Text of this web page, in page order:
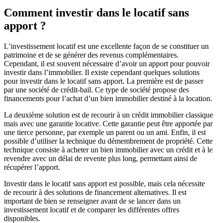
Comment investir dans le locatif sans
apport ?
L’investissement locatif est une excellente façon de se constituer un
patrimoine et de se générer des revenus complémentaires.
Cependant, il est souvent nécessaire d’avoir un apport pour pouvoir
investir dans l’immobilier. Il existe cependant quelques solutions
pour investir dans le locatif sans apport. La première est de passer
par une société de crédit-bail. Ce type de société propose des
financements pour l’achat d’un bien immobilier destiné à la location.
La deuxième solution est de recourir à un crédit immobilier classique
mais avec une garantie locative. Cette garantie peut être apportée par
une tierce personne, par exemple un parent ou un ami. Enfin, il est
possible d’utiliser la technique du démembrement de propriété. Cette
technique consiste à acheter un bien immobilier avec un crédit et à le
revendre avec un délai de revente plus long, permettant ainsi de
récupérer l’apport.
Investir dans le locatif sans apport est possible, mais cela nécessite
de recourir à des solutions de financement alternatives. Il est
important de bien se renseigner avant de se lancer dans un
investissement locatif et de comparer les différentes offres
disponibles.